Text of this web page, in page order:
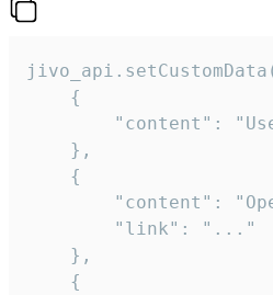
    {
"content":
    },
    {
"content":
        "link": "..."
    },
    {